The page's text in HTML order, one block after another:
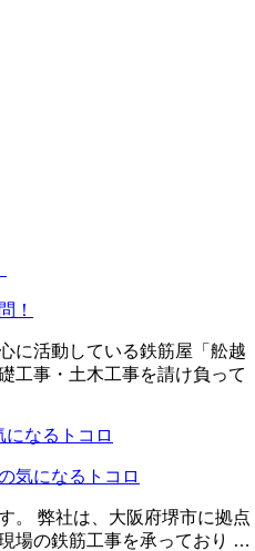
！
に活動している鉄筋屋「舩越
工事・土木工事を請け負って
気になるトコロ
。 弊社は、大阪府堺市に拠点
場の鉄筋工事を承っており …